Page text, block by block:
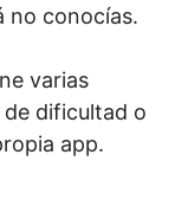
no conocías.
varias
dificultad o
app.